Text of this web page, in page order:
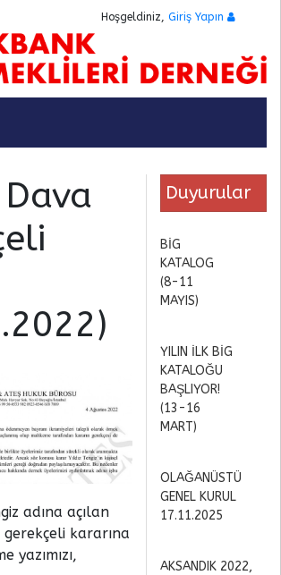
Hoşgeldiniz, Giriş Yapın
adına açılan
kararına
yazımızı,
Duyurular
BİG
KATALOG
(8-11
MAYIS)
YILIN İLK BİG
KATALOĞU
BAŞLIYOR!
(13-16
MART)
OLAĞANÜSTÜ
GENEL KURUL
17.11.2025
AKSANDIK 2022,